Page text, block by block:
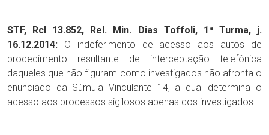
STF, Rcl 13.852, Rel. Min. Dias Toffoli, 1ª Turma, j.
16.12.2014: O indeferimento de acesso aos autos de
procedimento resultante de interceptação telefônica
daqueles que não figuram como investigados não afronta o
enunciado da Súmula Vinculante 14, a qual determina o
acesso aos processos sigilosos apenas dos investigados.